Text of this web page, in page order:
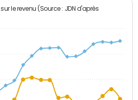
le revenu (Source : JDN d'après